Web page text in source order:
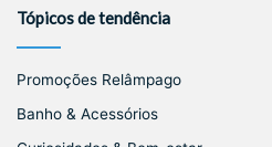
Tópicos de tendência
Promoções Relâmpago
Banho & Acessórios